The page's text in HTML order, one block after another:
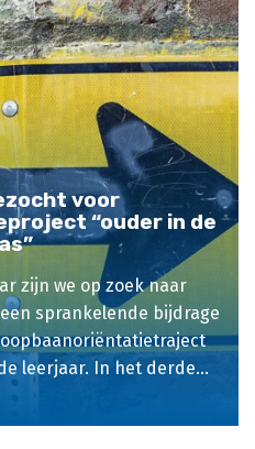
voor
“ouder in de
zijn we op zoek naar
sprankelende bijdrage
leerjaar. In het derde...